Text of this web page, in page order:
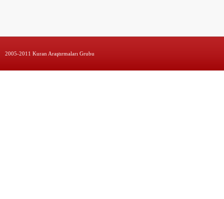
2005-2011 Kuran Araştırmaları Grubu